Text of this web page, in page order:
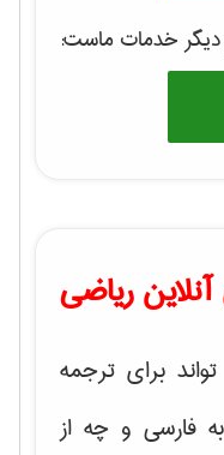
دیگر خدمات ماست:
ریاضی
برای ترجمه
فارسی و چه از